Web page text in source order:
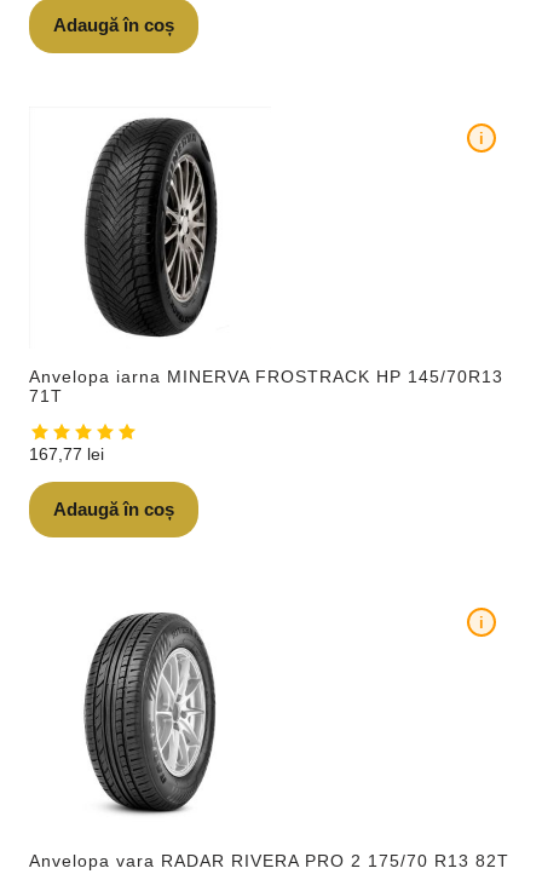
Adaugă în coș
Anvelopa iarna MINERVA FROSTRACK HP 145/70R13
71T
i
167,77 lei
Adaugă în coș
Anvelopa vara RADAR RIVERA PRO 2 175/70 R13 82T
i